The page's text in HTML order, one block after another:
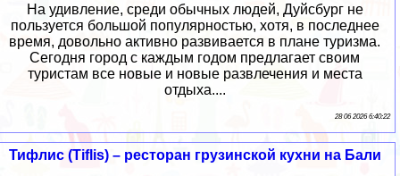
На удивление, среди обычных людей, Дуйсбург не
пользуется большой популярностью, хотя, в последнее
время, довольно активно развивается в плане туризма.
Сегодня город с каждым годом предлагает своим
туристам все новые и новые развлечения и места
отдыха....
28 06 2026 6:40:22
Тифлис (Tiflis) – ресторан грузинской кухни на Бали